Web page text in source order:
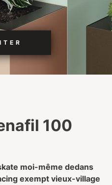
100
moi-même dedans
exempt vieux-village